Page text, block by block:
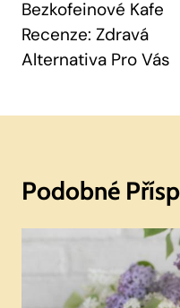
Pro
Příspěvek
Bezkofeinové Kafe
Recenze: Zdravá
Alternativa Pro Vás
Podobné